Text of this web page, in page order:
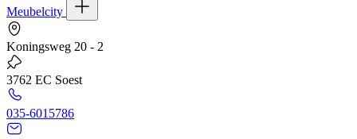
Meubelcity
Koningsweg 20 - 2
3762 EC Soest
035-6015786